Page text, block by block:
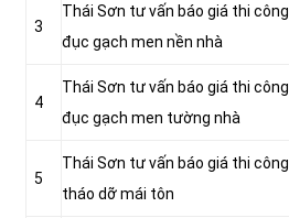
3
Thái Sơn tư vấn báo giá thi công
đục gạch men nền nhà
4
Thái Sơn tư vấn báo giá thi công
đục gạch men tường nhà
5
Thái Sơn tư vấn báo giá thi công
tháo dỡ mái tôn